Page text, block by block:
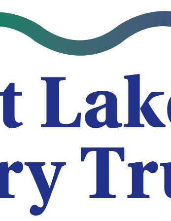
برامج
صندوق مصايد
يستقبل مقترحات
بواسطة ريتا